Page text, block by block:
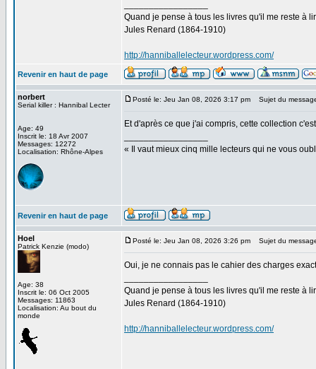
Quand je pense à tous les livres qu'il me reste à
Jules Renard (1864-1910)
http://hanniballelecteur.wordpress.com/
Revenir en haut de page
norbert
Serial killer : Hannibal Lecter
Age: 49
Inscrit le: 18 Avr 2007
Messages: 12272
Localisation: Rhône-Alpes
Posté le: Jeu Jan 08, 2026 3:17 pm Sujet du
Et d'après ce que j'ai compris, cette collection
« Il vaut mieux cinq mille lecteurs qui ne vous
Revenir en haut de page
Hoel
Patrick Kenzie (modo)
Age: 38
Inscrit le: 06 Oct 2005
Messages: 11863
Localisation: Au bout du
monde
Posté le: Jeu Jan 08, 2026 3:26 pm Sujet du
Oui, je ne connais pas le cahier des charges
Quand je pense à tous les livres qu'il me reste à
Jules Renard (1864-1910)
http://hanniballelecteur.wordpress.com/